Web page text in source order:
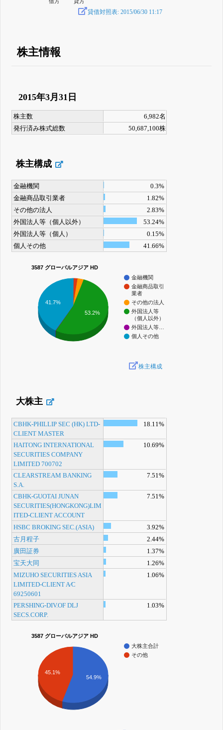
貸借対照表: 2015/06/30 11:17
株主情報
2015年3月31日
株主数
6,982名
発行済み株式総数
50,687,100株
株主構成
金融機関
0.3%
金融商品取引業者
1.82%
その他の法人
2.83%
外国法人等（個人以外）
53.24%
外国法人等（個人）
0.15%
個人その他
41.66%
3587 グローバルアジア HD
金融機関
金融商品取引
業者
その他の法人
外国法人等
（個人以外）
外国法人等…
個人その他
41.7%
53.2%
株主構成
大株主
CBHK-PHILLIP SEC (HK) LTD-
CLIENT MASTER
18.11%
HAITONG INTERNATIONAL
SECURITIES COMPANY
LIMITED 700702
10.69%
CLEARSTREAM BANKING
S.A.
7.51%
CBHK-GUOTAI JUNAN
SECURITIES(HONGKONG)LIM
ITED-CLIENT ACCOUNT
7.51%
HSBC BROKING SEC.(ASIA)
3.92%
古月程子
2.44%
廣田証券
1.37%
宝天大同
1.26%
MIZUHO SECURITIES ASIA
LIMITED-CLIENT A⁄C
69250601
1.06%
PERSHING-DIV.OF DLJ
SECS.CORP.
1.03%
3587 グローバルアジア HD
大株主合計
その他
45.1%
54.9%